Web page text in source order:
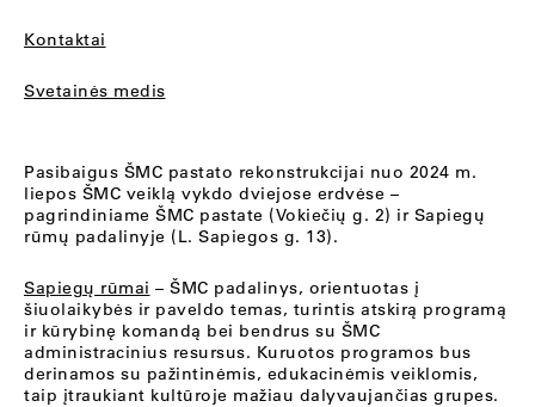
Kontaktai
Svetainės medis
Pasibaigus ŠMC pastato rekonstrukcijai nuo 2024 m.
liepos ŠMC veiklą vykdo dviejose erdvėse –
pagrindiniame ŠMC pastate (Vokiečių g. 2) ir Sapiegų
rūmų padalinyje (L. Sapiegos g. 13).
Sapiegų rūmai – ŠMC padalinys, orientuotas į
šiuolaikybės ir paveldo temas, turintis atskirą programą
ir kūrybinę komandą bei bendrus su ŠMC
administracinius resursus. Kuruotos programos bus
derinamos su pažintinėmis, edukacinėmis veiklomis,
taip įtraukiant kultūroje mažiau dalyvaujančias grupes.